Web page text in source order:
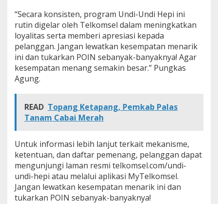
“Secara konsisten, program Undi-Undi Hepi ini
rutin digelar oleh Telkomsel dalam meningkatkan
loyalitas serta memberi apresiasi kepada
pelanggan. Jangan lewatkan kesempatan menarik
ini dan tukarkan POIN sebanyak-banyaknya! Agar
kesempatan menang semakin besar.” Pungkas
Agung.
READ Topang Ketapang, Pemkab Palas
Tanam Cabai Merah
Untuk informasi lebih lanjut terkait mekanisme,
ketentuan, dan daftar pemenang, pelanggan dapat
mengunjungi laman resmi telkomsel.com/undi-
undi-hepi atau melalui aplikasi MyTelkomsel.
Jangan lewatkan kesempatan menarik ini dan
tukarkan POIN sebanyak-banyaknya!